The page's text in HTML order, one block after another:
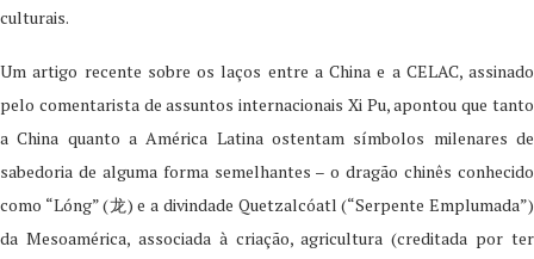
culturais.
Um artigo recente sobre os laços entre a China e a CELAC, assinado
pelo comentarista de assuntos internacionais Xi Pu, apontou que tanto
a China quanto a América Latina ostentam símbolos milenares de
sabedoria de alguma forma semelhantes – o dragão chinês conhecido
como “Lóng” (龙) e a divindade Quetzalcóatl (“Serpente Emplumada”)
da Mesoamérica, associada à criação, agricultura (creditada por ter